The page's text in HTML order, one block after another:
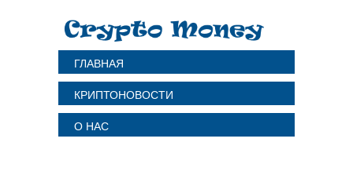
ГЛАВНАЯ
КРИПТОНОВОСТИ
О НАС